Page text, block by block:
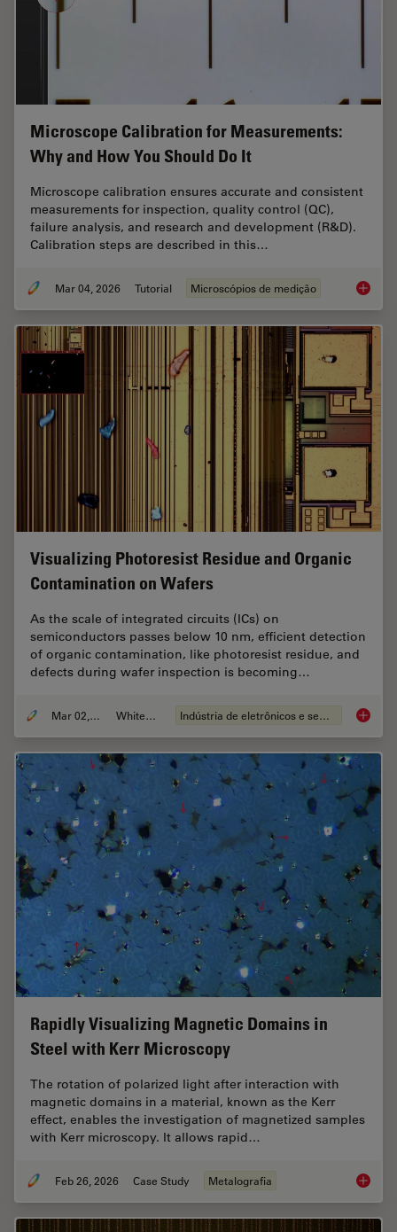
Microscope Calibration for Measurements:
Why and How You Should Do It
Microscope calibration ensures accurate and consistent
measurements for inspection, quality control (QC),
failure analysis, and research and development (R&D).
Calibration steps are described in this…
Mar 04, 2026 Tutorial Microscópios de medição
Visualizing Photoresist Residue and Organic
Contamination on Wafers
As the scale of integrated circuits (ICs) on
semiconductors passes below 10 nm, efficient detection
of organic contamination, like photoresist residue, and
defects during wafer inspection is becoming…
Mar 02, 2026 Whitepaper Indústria de eletrônicos e semicondutores
Rapidly Visualizing Magnetic Domains in
Steel with Kerr Microscopy
The rotation of polarized light after interaction with
magnetic domains in a material, known as the Kerr
effect, enables the investigation of magnetized samples
with Kerr microscopy. It allows rapid…
Feb 26, 2026 Case Study Metalografia